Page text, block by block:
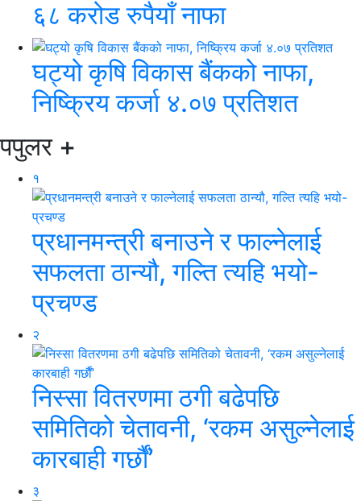
६८ करोड रुपैयाँ नाफा
घट्यो कृषि विकास बैंकको नाफा,
निष्क्रिय कर्जा ४.०७ प्रतिशत
पपुलर +
१
प्रधानमन्त्री बनाउने र फाल्नेलाई
सफलता ठान्यौ, गल्ति त्यहि भयो-
प्रचण्ड
२
निस्सा वितरणमा ठगी बढेपछि
समितिको चेतावनी, ‘रकम असुल्नेलाई
कारबाही गर्छाैं’
३